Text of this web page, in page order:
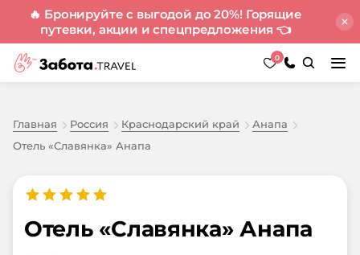
🔥 Бронируйте с выгодой до 20%! Горящие
путевки, акции и спецпредложения 👈
0
Главная Россия Краснодарский край
Анапа
Отель «Славянка» Анапа
Отель «Славянка» Анапа